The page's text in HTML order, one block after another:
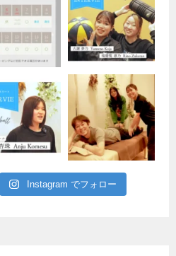
Instagram でフォロー